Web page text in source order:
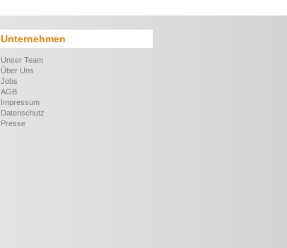
Unternehmen
Unser Team
Über Uns
Jobs
AGB
Impressum
Datenschutz
Presse